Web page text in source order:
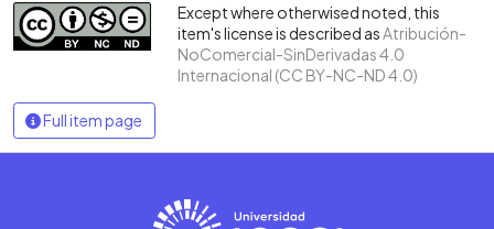
Except where otherwised noted, this
item's license is described asAtribución-
NoComercial-SinDerivadas 4.0
Internacional (CC BY-NC-ND 4.0)
Full item page